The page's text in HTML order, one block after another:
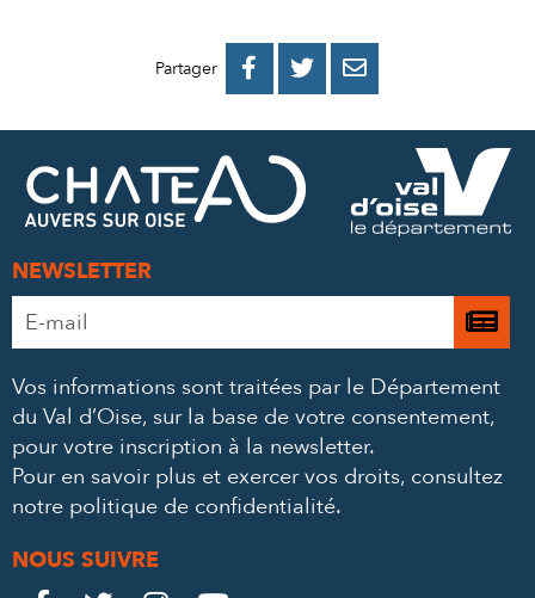
Partager 
PARTAGER
FACEBOOK
PARTAGER
PARTAGER
MAIL
NEWSLETTER
Adresse
e-
*
Je
à
Vos informations sont traitées par le Département
du Val d’Oise, sur la base de votre consentement,
pour votre inscription à la newsletter.
Pour en savoir plus et exercer vos droits, consultez
notre politique de confidentialité.
NOUS SUIVRE